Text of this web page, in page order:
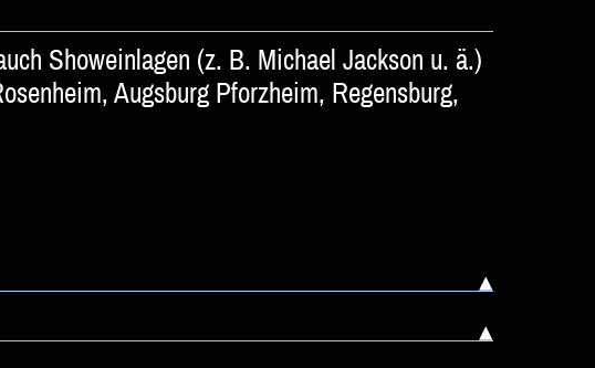
Showeinlagen (z. B. Michael Jackson u. ä.)
Augsburg Pforzheim, Regensburg,